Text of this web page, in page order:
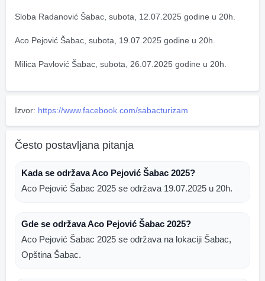
Sloba Radanović Šabac, subota, 12.07.2025 godine u 20h.
Aco Pejović Šabac, subota, 19.07.2025 godine u 20h.
Milica Pavlović Šabac, subota, 26.07.2025 godine u 20h.
Izvor: https://www.facebook.com/sabacturizam
Često postavljana pitanja
Kada se održava Aco Pejović Šabac 2025?
Aco Pejović Šabac 2025 se održava 19.07.2025 u 20h.
Gde se održava Aco Pejović Šabac 2025?
Aco Pejović Šabac 2025 se održava na lokaciji Šabac,
Opština Šabac.